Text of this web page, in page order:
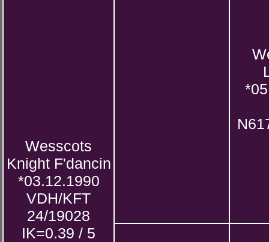
Wesscots
Knight F'dancin
*03.12.1990
VDH/KFT
24/19028
IK=0.39 / 5